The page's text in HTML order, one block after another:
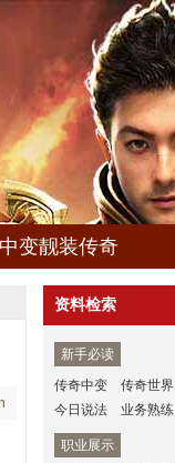
中变靓装传奇
资料检索
新手必读
传奇中变
传奇世界
今日说法
业务熟练
职业展示